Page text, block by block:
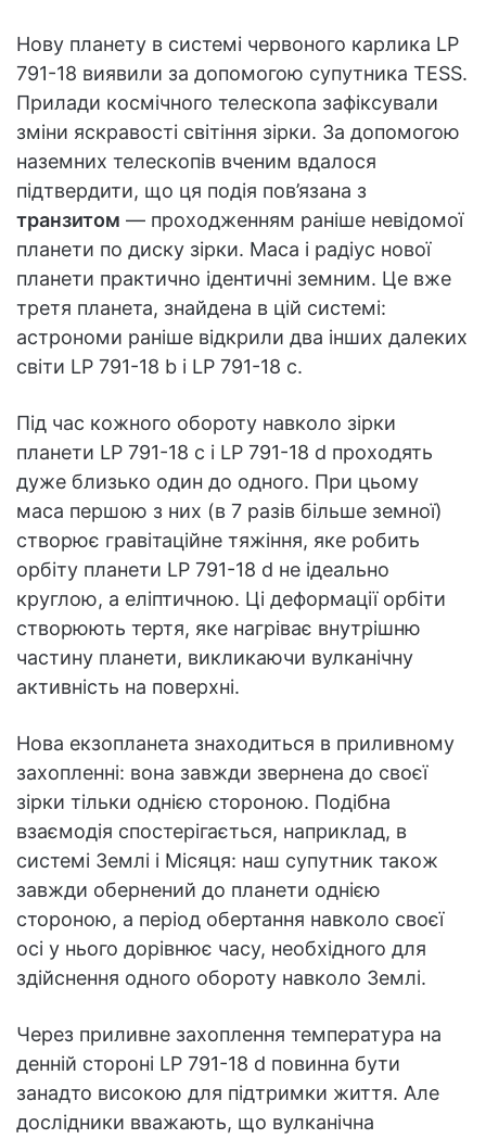
Нову планету в системі червоного карлика LP
791-18 виявили за допомогою супутника TESS.
Прилади космічного телескопа зафіксували
зміни яскравості світіння зірки. За допомогою
наземних телескопів вченим вдалося
підтвердити, що ця подія пов’язана з
транзитом — проходженням раніше невідомої
планети по диску зірки. Маса і радіус нової
планети практично ідентичні земним. Це вже
третя планета, знайдена в цій системі:
астрономи раніше відкрили два інших далеких
світи LP 791-18 b і LP 791-18 c.
Під час кожного обороту навколо зірки
планети LP 791-18 c і LP 791-18 d проходять
дуже близько один до одного. При цьому
маса першою з них (в 7 разів більше земної)
створює гравітаційне тяжіння, яке робить
орбіту планети LP 791-18 d не ідеально
круглою, а еліптичною. Ці деформації орбіти
створюють тертя, яке нагріває внутрішню
частину планети, викликаючи вулканічну
активність на поверхні.
Нова екзопланета знаходиться в приливному
захопленні: вона завжди звернена до своєї
зірки тільки однією стороною. Подібна
взаємодія спостерігається, наприклад, в
системі Землі і Місяця: наш супутник також
завжди обернений до планети однією
стороною, а період обертання навколо своєї
осі у нього дорівнює часу, необхідного для
здійснення одного обороту навколо Землі.
Через приливне захоплення температура на
денній стороні LP 791-18 d повинна бути
занадто високою для підтримки життя. Але
дослідники вважають, що вулканічна